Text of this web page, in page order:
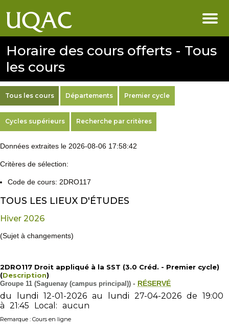
Horaire des cours offerts - Tous
les cours
Tous les cours Départements Premier cycle
Cycles supérieurs Recherche par critères
Données extraites le 2026-08-06 17:58:42
Critères de sélection:
Code de cours: 2DRO117
TOUS LES LIEUX D'ÉTUDES
Hiver 2026
(Sujet à changements)
2DRO117 Droit appliqué à la SST (3.0 Créd. - Premier cycle)
(Description)
Groupe 11 (Saguenay (campus principal)) - RÉSERVÉ
du lundi 12-01-2026 au lundi 27-04-2026 de 19:00
à 21:45 Local: aucun
Remarque : Cours en ligne